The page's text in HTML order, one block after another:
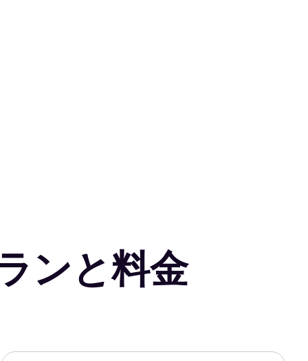
ンと料金